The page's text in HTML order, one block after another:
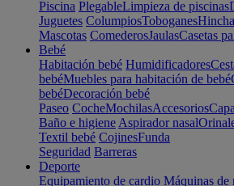
Piscina PlegableLimpieza de piscinas
Juguetes ColumpiosToboganes
Mascotas ComederosJaulasCasetas
Bebé
Habitación bebé Humidificadores
bebéMuebles para habitación de bebé
bebéDecoración bebé
Paseo CocheMochilasAccesorios
Baño e higiene Aspirador nasal
Textil bebé CojinesFunda
Seguridad Barreras
Deporte
Equipamiento de cardio Máquinas de